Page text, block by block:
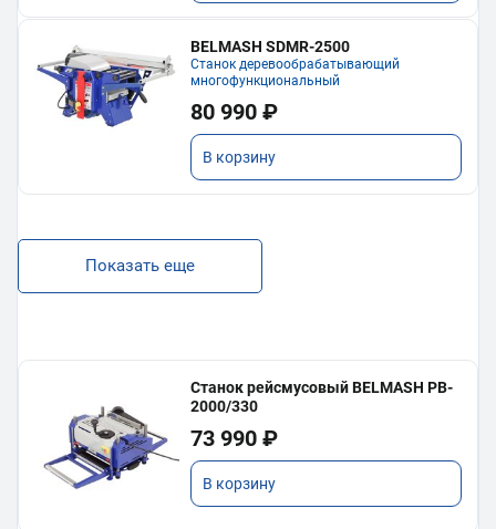
BELMASH SDMR-2500
Станок деревообрабатывающий
многофункциональный
80 990 ₽
В корзину
Показать еще
Станок рейсмусовый BELMASH PB-
2000/330
73 990 ₽
В корзину